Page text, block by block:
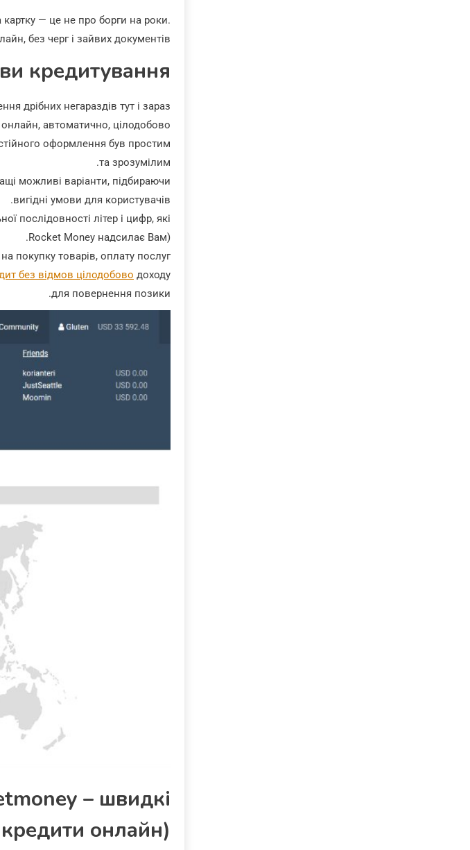
картку — це не про борги на роки.
без черг і зайвих документів.
кредитування
дрібних негараздів тут і зараз.
автоматично, цілодобово.
оформлення був простим
та зрозумілим.
можливі варіанти, підбираючи
вигідні умови для користувачів.
послідовності літер і цифр, які
Rocket Money надсилає Вам).
покупку товарів, оплату послуг
без відмов цілодобово доходу
для повернення позики.
– швидкі
кредити онлайн)